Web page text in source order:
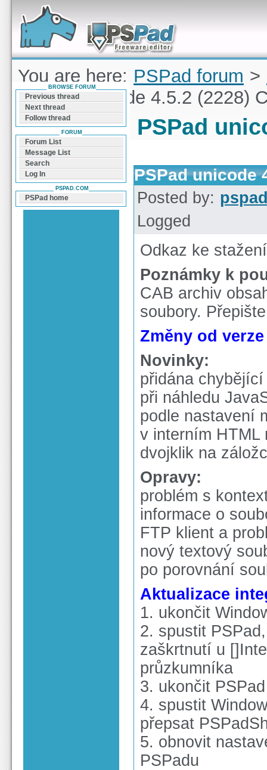
Forum can help you solve problems and quickly
find a solution with PSPad for Microsoft
Windows
You are here: PSPad forum >
PSPad unicode 4.5.2 (2228)
PSPad
PSPad unicode
Posted by:
Logged
Odkaz ke
Poznámky k
CAB archiv
soubory.
Změny od verze
Novinky:
přidána
při náhledu
podle nastavení
v interním HTML
dvojklik na
Opravy:
problém s
informace o
FTP klient a
nový textový
po porovnání
Aktualizace
1. ukončit
2. spustit
zaškrtnutí u
průzkumníka
3. ukončit PSPad
4. spustit
přepsat
5. obnovit
PSPadu
BROWSE FORUM
Previous thread
Next thread
Follow thread
FORUM
Forum List
Message List
Search
Log In
PSPAD.COM
PSPad home